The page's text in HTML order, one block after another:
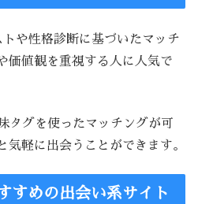
や性格診断に基づいたマッチ
価値観を重視する人に人気で
グを使ったマッチングが可
気軽に出会うことができます。
すめの出会い系サイト